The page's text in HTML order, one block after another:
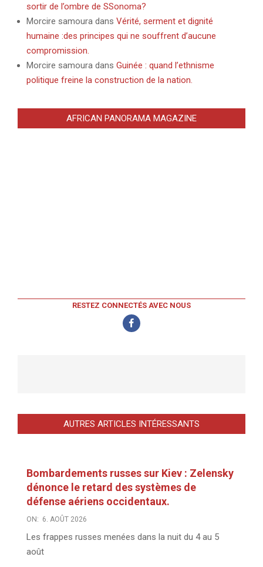
sortir de l’ombre de SSonoma?
Morcire samoura dans Vérité, serment et dignité
humaine :des principes qui ne souffrent d’aucune
compromission.
Morcire samoura dans Guinée : quand l’ethnisme
politique freine la construction de la nation.
AFRICAN PANORAMA MAGAZINE
RESTEZ CONNECTÉS AVEC NOUS
AUTRES ARTICLES INTÉRESSANTS
Bombardements russes sur Kiev : Zelensky
dénonce le retard des systèmes de
défense aériens occidentaux.
ON: 6. AOÛT 2026
Les frappes russes menées dans la nuit du 4 au 5
août